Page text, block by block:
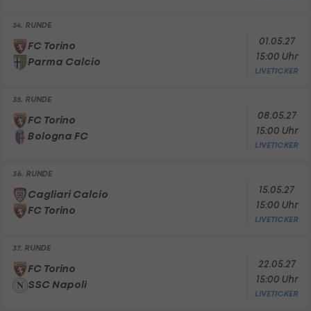
34. RUNDE
FC Torino
Parma Calcio
01.05.27
15:00 Uhr
LIVETICKER
35. RUNDE
FC Torino
Bologna FC
08.05.27
15:00 Uhr
LIVETICKER
36. RUNDE
Cagliari Calcio
FC Torino
15.05.27
15:00 Uhr
LIVETICKER
37. RUNDE
FC Torino
SSC Napoli
22.05.27
15:00 Uhr
LIVETICKER